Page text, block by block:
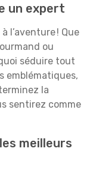
un expert
l’aventure ! Que
ou
séduire tout
emblématiques,
la
sentirez comme
meilleurs